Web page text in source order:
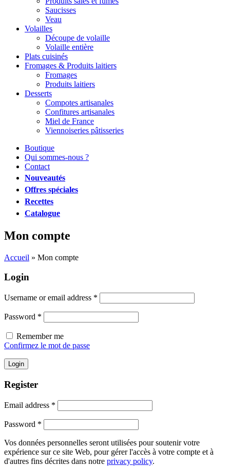
Saucisses
Veau
Volailles
Découpe de volaille
Volaille entière
Plats cuisinés
Fromages & Produits laitiers
Fromages
Produits laitiers
Desserts
Compotes artisanales
Confitures artisanales
Miel de France
Viennoiseries pâtisseries
Boutique
Qui sommes-nous ?
Contact
Nouveautés
Offres spéciales
Recettes
Catalogue
Mon compte
Accueil » Mon compte
Login
Username or email address *
Password *
Remember me
Confirmez le mot de passe
Login
Register
Email address *
Password *
Vos données personnelles seront utilisées pour soutenir votre
expérience sur ce site Web, pour gérer l'accès à votre compte et à
d'autres fins décrites dans notre privacy policy.